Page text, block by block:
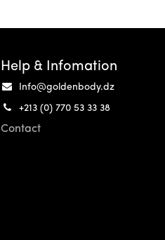
Help & Infomation
Info@goldenbody.dz
+213 (0) 770 53 33 38
Contact